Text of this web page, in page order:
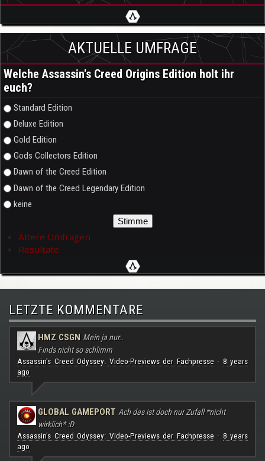
AKTUELLE UMFRAGE
Welche Assassin's Creed Origins Edition holt ihr
euch?
Auswahlmöglichkeiten
Standard Edition
Deluxe Edition
Gold Edition
Gods Collectors Edition
Dawn of the Creed Edition
Dawn of the Creed Legendary Edition
keine
Ältere Umfragen
Resultate
LETZTE KOMMENTARE
HMZ CSGN Mein ja nur..
Finds nicht so schlimm
Assassin's Creed Odyssey: Video-Previews der Fachpresse· 8 years
ago
GLOBAL GAMEPORT Ach das ist doch nur Zufall *nicht
wirklich* :D
Assassin's Creed Odyssey: Video-Previews der Fachpresse· 8 years
ago